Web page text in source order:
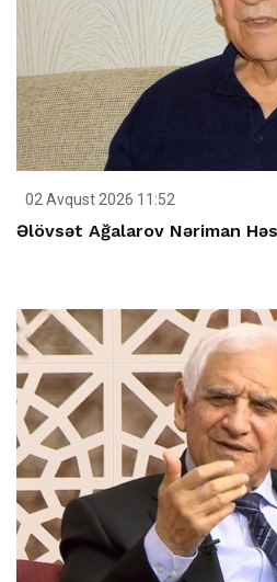
02 Avqust 2026 11:52
Əlövsət Ağalarov Nəriman